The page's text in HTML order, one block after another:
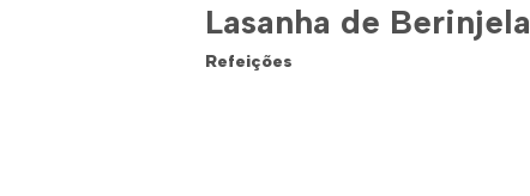
Lasanha de Berinjela
Refeições